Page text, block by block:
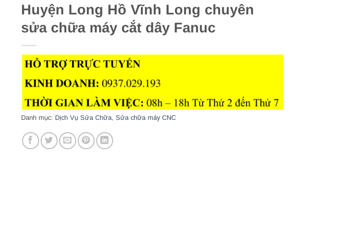
Huyện Long Hồ Vĩnh Long chuyên
sửa chữa máy cắt dây Fanuc
Danh mục: Dịch Vụ Sửa Chữa, Sửa chữa máy CNC